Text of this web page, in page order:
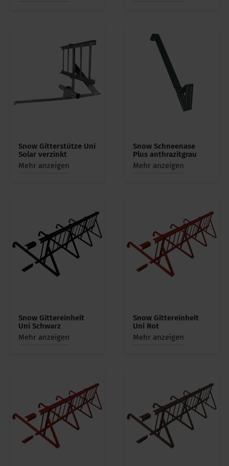
Snow Gitterstütze Uni
Solar verzinkt
Mehr anzeigen
Snow Schneenase
Plus anthrazitgrau
Mehr anzeigen
Snow Gittereinheit
Uni Schwarz
Mehr anzeigen
Snow Gittereinheit
Uni Rot
Mehr anzeigen